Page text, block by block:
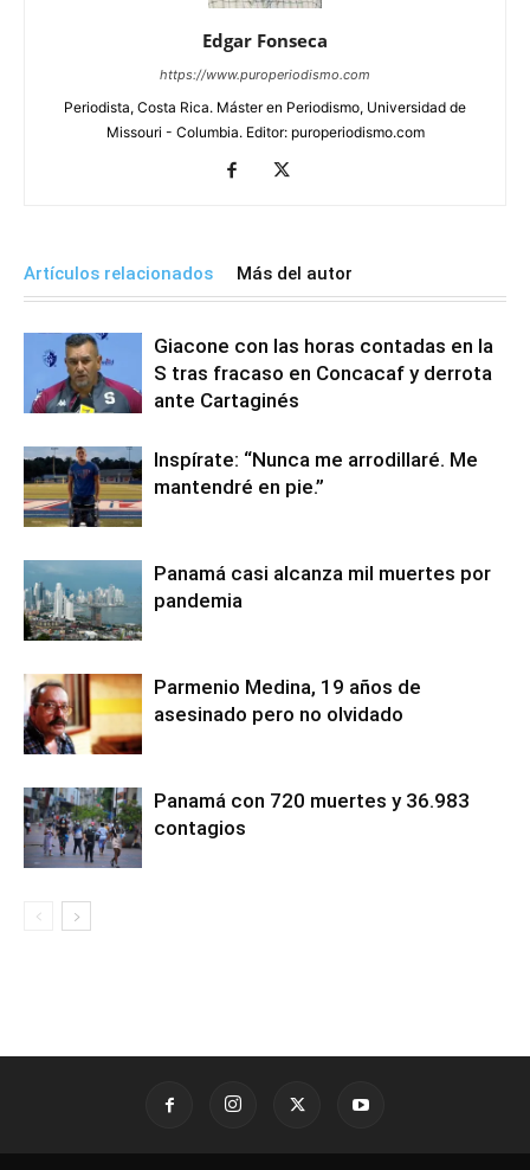
Edgar Fonseca
https://www.puroperiodismo.com
Periodista, Costa Rica. Máster en Periodismo, Universidad de
Missouri - Columbia. Editor: puroperiodismo.com
Artículos relacionados Más del autor
Giacone con las horas contadas en la
S tras fracaso en Concacaf y derrota
ante Cartaginés
Inspírate: “Nunca me arrodillaré. Me
mantendré en pie.”
Panamá casi alcanza mil muertes por
pandemia
Parmenio Medina, 19 años de
asesinado pero no olvidado
Panamá con 720 muertes y 36.983
contagios